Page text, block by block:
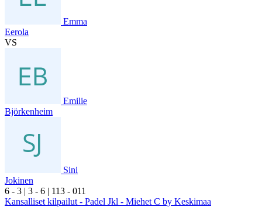
Emma
Eerola
VS
Emilie
Björkenheim
Sini
Jokinen
6 - 3 | 3 - 6 | 113 - 011
Kansalliset kilpailut - Padel Jkl - Miehet C by Keskimaa